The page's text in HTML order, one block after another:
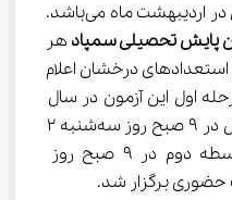
آن در بهمن ماه و مرحله دوم آن در اردیبهشت ماه می‌باشد.
پایش تحصیلی سمپاد هر
درخشان اعلام
اول این آزمون در سال
بهمن ماه و برای مقطع متوسطه دوم در ۹ صبح روز